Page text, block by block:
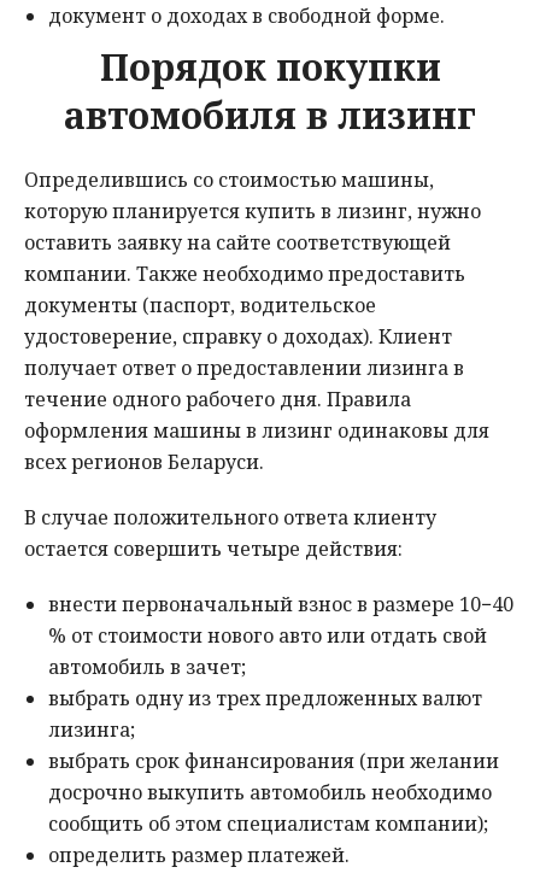
документ о доходах в свободной форме.
Порядок покупки
автомобиля в лизинг
Определившись со стоимостью машины,
которую планируется купить в лизинг, нужно
оставить заявку на сайте соответствующей
компании. Также необходимо предоставить
документы (паспорт, водительское
удостоверение, справку о доходах). Клиент
получает ответ о предоставлении лизинга в
течение одного рабочего дня. Правила
оформления машины в лизинг одинаковы для
всех регионов Беларуси.
В случае положительного ответа клиенту
остается совершить четыре действия:
внести первоначальный взнос в размере 10−40
% от стоимости нового авто или отдать свой
автомобиль в зачет;
выбрать одну из трех предложенных валют
лизинга;
выбрать срок финансирования (при желании
досрочно выкупить автомобиль необходимо
сообщить об этом специалистам компании);
определить размер платежей.